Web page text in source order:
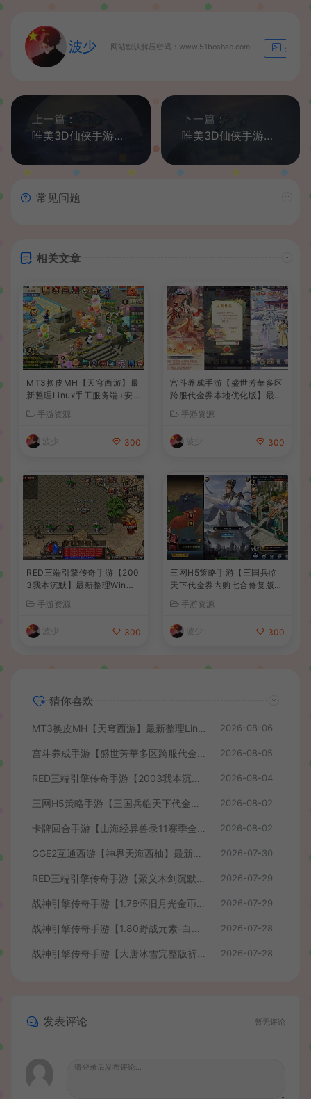
波少 网站默认解压密码：www.51boshao.com 生成海
上一篇：
唯美3D仙侠手游【天地决之龙将斩千】最新整理Win系服务端+安卓+多区跨服+管理后台+GM授权后台+详细搭建教程
下一篇：
唯美3D仙侠手游【天地诀重置版】最新整理Linux手工端+安卓苹果双端+多区跨服+管理后台+GM授权后台+详细搭建教程
常见问题
相关文章
MT3换皮MH【天穹西游】最
新整理Linux手工服务端+安
建教程+全套源码+视频教程
手游资源
波少 300
宫斗养成手游【盛世芳華多区
跨服代金券本地优化版】最新
手工服务端+CDK授权后台
+安卓+详细搭建教程
手游资源
波少 300
RED三端引擎传奇手游【200
3我本沉默】最新整理Win系
细搭建教程
手游资源
波少 300
三网H5策略手游【三国兵临
天下代金券内购七合修复版】
+Linux手工服务端+管理后台
+GM授权后台+简易安卓客户
端+详细搭建教程+视频教程
手游资源
波少 300
猜你喜欢
MT3换皮MH【天穹西游】最新整理Linux手工服务端+安卓苹果双端+GM后台+详细搭建教程+全套源码+视频教程 2026-08-06
宫斗养成手游【盛世芳華多区跨服代金券本地优化版】最新整理单机一键即玩端+Linux手工服务端+CDK授权后台+安卓+详细搭建教程 2026-08-05
RED三端引擎传奇手游【2003我本沉默】最新整理Win系服务端+安卓苹果PC三端+详细搭建教程 2026-08-04
三网H5策略手游【三国兵临天下代金券内购七合修复版】最新整理单机一键即玩镜像端+Linux手工服务端+管理后台+GM授权后台+简易安卓客户端+详细搭建教程+视频教程 2026-08-02
卡牌回合手游【山海经异兽录11赛季全人物代金券内购版】最新整理WIN系服务端+授权GM后台+管理后台+热更修改工具+安卓+详细搭建教程 2026-08-02
GGE2互通西游【神界天海西柚】最新整理Win系服务端+安卓苹果PC三端+内置GM工具+全套源码+详细搭建教程+视频教程 2026-07-30
RED三端引擎传奇手游【聚义木剑沉默高仿嘟嘟沉默】最新整理Win系服务端+安卓苹果PC三端+详细搭建教程 2026-07-29
战神引擎传奇手游【1.76怀旧月光金币版】最新整理Win系复古服务端+安卓苹果双端+GM授权物品后台+详细搭建教程 2026-07-29
战神引擎传奇手游【1.80野战元素-白猪7.2免授权】最新整理Win系特色服务端+安卓+GM授权物品后台+详细搭建教程 2026-07-28
战神引擎传奇手游【大唐冰雪完整版裤衩7.0免授权】最新整理Win系特色服务端+GM授权后台+安卓苹果双端+详细搭建教程 2026-07-28
发表评论 暂无评论